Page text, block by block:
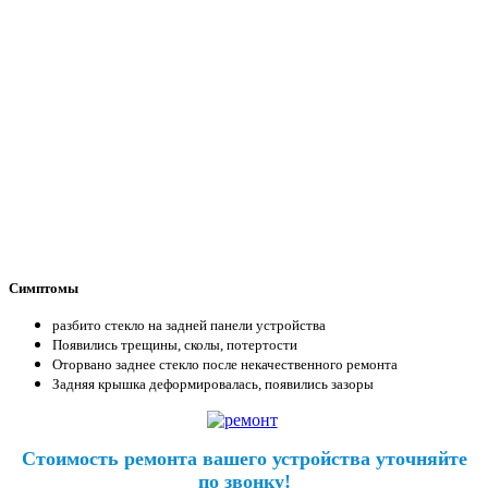
Симптомы
разбито стекло на задней панели устройства
Появились трещины, сколы, потертости
Оторвано заднее стекло после некачественного ремонта
Задняя крышка деформировалась, появились зазоры
Стоимость ремонта вашего устройства уточняйте
по звонку!